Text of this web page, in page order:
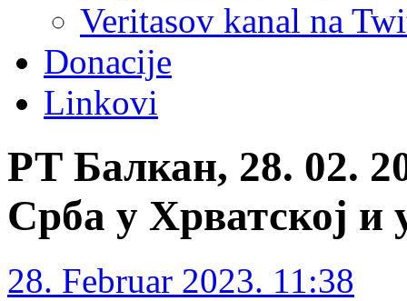
Veritasov kanal na
Donacije
Linkovi
РТ Балкан, 28. 02.
Срба у Хрватској и
28. Februar 2023. 11:38